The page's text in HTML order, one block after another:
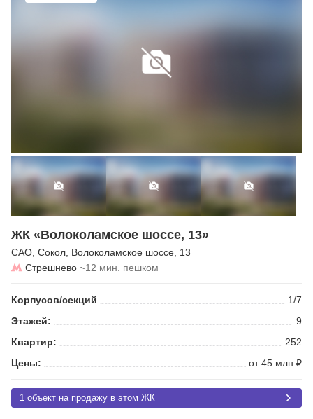
ЖК «Волоколамское шоссе, 13»
САО, Сокол, Волоколамское шоссе, 13
Стрешнево ~12 мин. пешком
Корпусов/секций
1/7
Этажей:
9
Квартир:
252
Цены:
от 45 млн ₽
1 объект на продажу в этом ЖК